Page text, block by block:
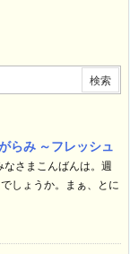
らみ ～フレッシュ
なさまこんばんは。週
しょうか。まぁ、とに